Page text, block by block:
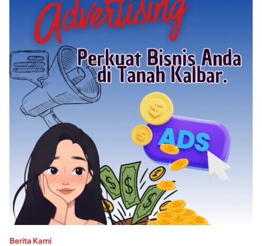
Berita Kami